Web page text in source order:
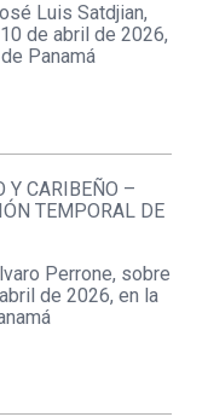
Luis Satdjian,
de abril de 2026,
Panamá
Y CARIBEÑO –
TEMPORAL DE
Perrone, sobre
de 2026, en la